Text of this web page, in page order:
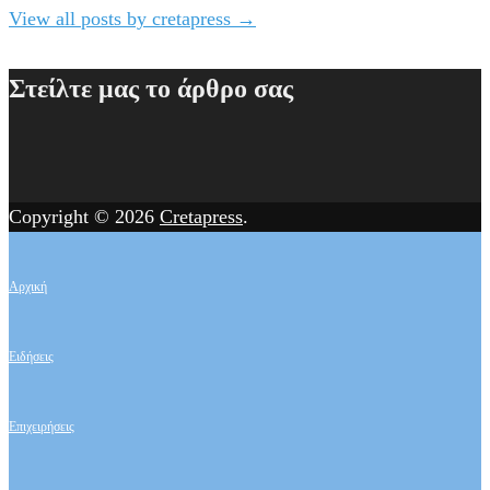
View all posts by cretapress →
Στείλτε μας το άρθρο σας
Copyright © 2026 Cretapress.
Αρχική
Ειδήσεις
Επιχειρήσεις